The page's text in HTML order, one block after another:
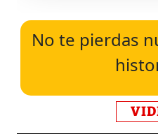
No te pierdas